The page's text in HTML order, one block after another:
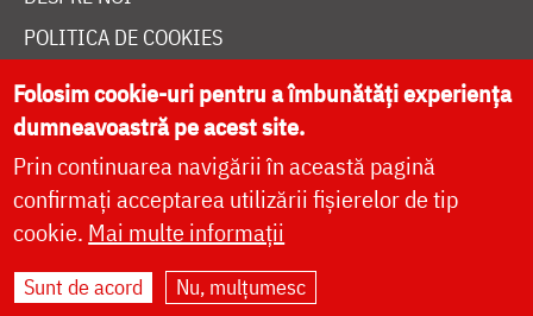
POLITICA DE COOKIES
DONEAZĂ ONLINE PENTRU CATEDRALA NAȚIONALĂ
LIVE
Site dezvoltat deDOXOLOGIA MEDIA
Folosim cookie-uri pentru a îmbunătăți experiența
dumneavoastră pe acest site.
Prin continuarea navigării în această pagină
confirmați acceptarea utilizării fișierelor de tip
cookie. Mai multe informații
Sunt de acord Nu, mulțumesc